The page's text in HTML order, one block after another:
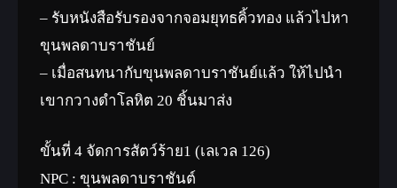
– รับหนังสือรับรองจากจอมยุทธคิ้วทอง แล้วไปหา
ขุนพลดาบราชันย์
– เมื่อสนทนากับขุนพลดาบราชันย์แล้ว ให้ไปนำ
เขากวางดำโลหิต 20 ชิ้นมาส่ง
ขั้นที่ 4 จัดการสัตว์ร้าย1 (เลเวล 126)
NPC : ขุนพลดาบราชันต์